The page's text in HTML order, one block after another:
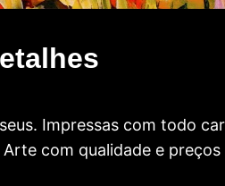
Impressas com todo
com qualidade e